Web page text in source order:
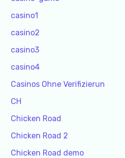
casino1
casino2
casino3
casino4
Casinos Ohne Verifizierun
CH
Chicken Road
Chicken Road 2
Chicken Road demo